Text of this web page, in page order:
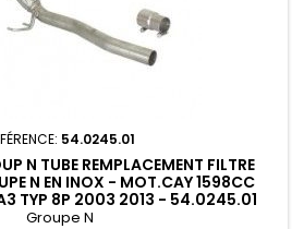
54.0245.01
N TUBE REMPLACEMENT FILTRE
N EN INOX - MOT.CAY 1598CC
TYP 8P 2003 2013 - 54.0245.01
Groupe N